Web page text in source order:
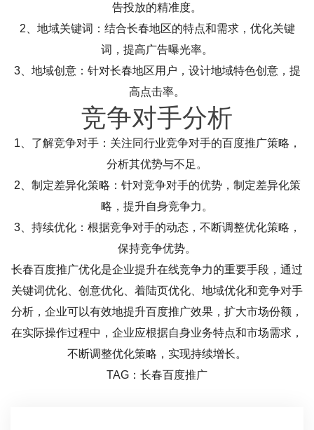
告投放的精准度。
2、地域关键词：结合长春地区的特点和需求，优化关键
词，提高广告曝光率。
3、地域创意：针对长春地区用户，设计地域特色创意，提
高点击率。
竞争对手分析
1、了解竞争对手：关注同行业竞争对手的百度推广策略，
分析其优势与不足。
2、制定差异化策略：针对竞争对手的优势，制定差异化策
略，提升自身竞争力。
3、持续优化：根据竞争对手的动态，不断调整优化策略，
保持竞争优势。
长春百度推广优化是企业提升在线竞争力的重要手段，通过
关键词优化、创意优化、着陆页优化、地域优化和竞争对手
分析，企业可以有效地提升百度推广效果，扩大市场份额，
在实际操作过程中，企业应根据自身业务特点和市场需求，
不断调整优化策略，实现持续增长。
TAG：长春百度推广